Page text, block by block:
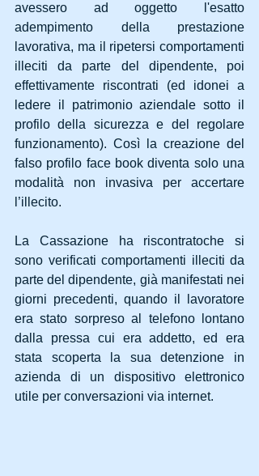
avessero ad oggetto l'esatto
adempimento della prestazione
lavorativa, ma il ripetersi comportamenti
illeciti da parte del dipendente, poi
effettivamente riscontrati (ed idonei a
ledere il patrimonio aziendale sotto il
profilo della sicurezza e del regolare
funzionamento). Così la creazione del
falso profilo face book diventa solo una
modalità non invasiva per accertare
l’illecito.
La Cassazione ha riscontratoche si
sono verificati comportamenti illeciti da
parte del dipendente, già manifestati nei
giorni precedenti, quando il lavoratore
era stato sorpreso al telefono lontano
dalla pressa cui era addetto, ed era
stata scoperta la sua detenzione in
azienda di un dispositivo elettronico
utile per conversazioni via internet.